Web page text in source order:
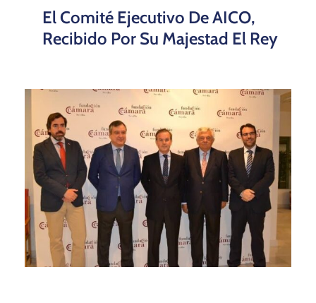
El Comité Ejecutivo De AICO,
Recibido Por Su Majestad El Rey